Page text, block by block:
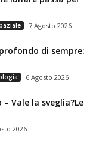
7 Agosto 2026
di sempre:
6 Agosto 2026
Vale la sveglia?Le
2026